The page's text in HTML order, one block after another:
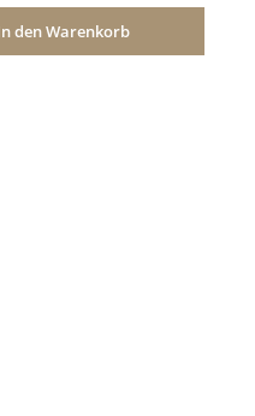
den Warenkorb